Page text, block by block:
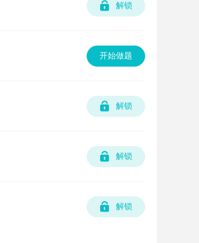
解锁
开始做题
解锁
解锁
解锁